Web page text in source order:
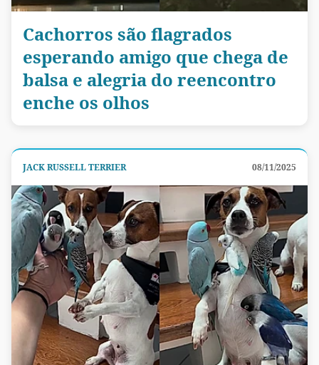
Cachorros são flagrados
esperando amigo que chega de
balsa e alegria do reencontro
enche os olhos
JACK RUSSELL TERRIER 08/11/2025